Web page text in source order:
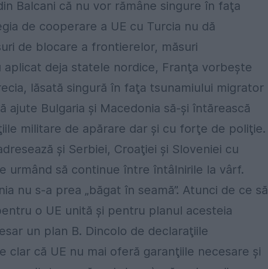
Balcani că nu vor rămâne singure în faţa
de cooperare a UE cu Turcia nu dă
de blocare a frontierelor, măsuri
deja statele nordice, Franţa vorbeşte
lăsată singură în faţa tsunamiului migrator
Bulgaria şi Macedonia să-şi întărească
militare de apărare dar şi cu forţe de poliţie.
şi Serbiei, Croaţiei şi Sloveniei cu
urmând să continue între întâlnirile la vârf.
nu s-a prea „băgat în seamă”. Atunci de ce să
o UE unită şi pentru planul acesteia
un plan B. Dincolo de declaraţiile
că UE nu mai oferă garanţiile necesare şi